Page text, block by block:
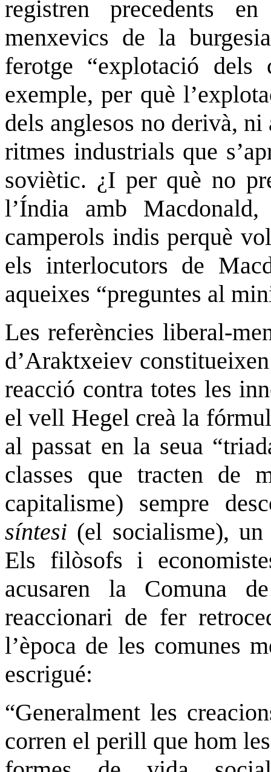
registren precedents
menxevics de la
ferotge “explotació dels
exemple, per què
dels anglesos no derivà,
ritmes industrials que
soviètic. ¿I per què no
l’Índia amb
camperols indis perquè
els interlocutors de
aqueixes “preguntes al
Les referències liberal-
d’Araktxeiev
reacció contra totes les
el vell Hegel creà la
al passat en la seua
classes que tracten de
capitalisme) sempre
síntesi (el socialisme),
Els filòsofs i
acusaren la Comuna
reaccionari de fer
l’època de les comunes
escrigué:
“Generalment les
corren el perill que hom